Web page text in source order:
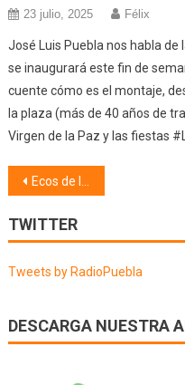
23 julio, 2025 Félix
José Luis Puebla nos habla
se inaugurará este fin de
cuente cómo es el montaje,
la plaza (más de 40 años de
Virgen de la Paz y las fiestas
Navegación
de
entradas
Ecos de la Puebla (06/04/20)
TWITTER
Tweets by RadioPuebla
DESCARGA NUESTRA